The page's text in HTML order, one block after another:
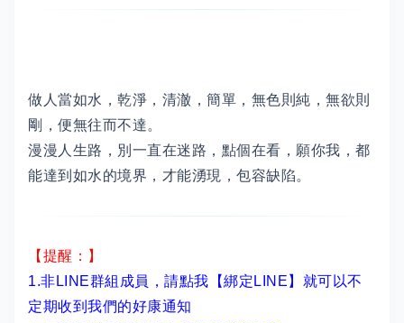
做人當如水，乾淨，清澈，簡單，無色則純，無欲則
剛，便無往而不達。
漫漫人生路，別一直在迷路，點個在看，願你我，都
能達到如水的境界，才能湧現，包容缺陷。
【提醒：】
1.非LINE群組成員， 請點我【綁定LINE】 就可以不
定期收到我們的好康通知